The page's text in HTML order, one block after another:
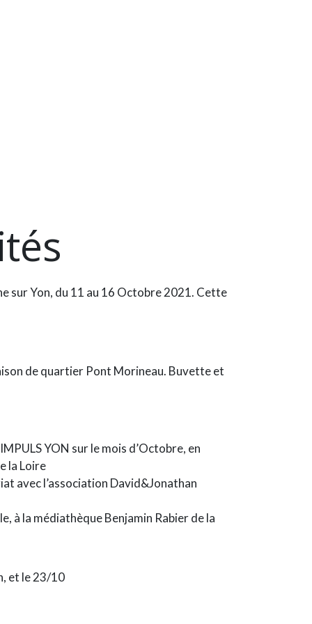
sur Yon, du 11 au 16 Octobre 2021. Cette
de quartier Pont Morineau. Buvette et
YON sur le mois d’Octobre, en
la Loire
avec l’association David&Jonathan
à la médiathèque Benjamin Rabier de la
et le 23/10